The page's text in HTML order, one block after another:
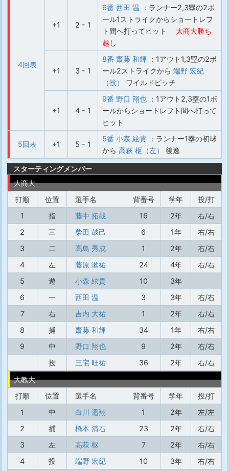
4回表
+1 2 - 1
6番 西田 温 ：ランナー2,3塁の2ボ
ール1ストライクからショートレフ
ト間へ打ってヒット
大商大勝ち
越し
+1 3 - 1
8番 齋藤 和輝 ：1アウト1,3塁の2ボ
ール2ストライクから 端野 宏紀
（投）
ワイルドピッチ
+1 4 - 1
9番 野口 翔也 ：1アウト2,3塁の1ボ
ールからショートレフト間へ打って
ヒット
5回表 +1 5 - 1
5番 小森 絃貴 ：ランナー1塁の初球
から 高萩 枢（左） 後逸
スターティングメンバー
大商大
打順
位置 選手名 背番号 学年
投/打
1
指 藤中 拓哉 16 2年
右/右
2
三 柴田 鼓己 6 1年
右/右
3
二 高島 秀成 1 2年
右/右
4
左 藤原 漱祐 24 4年
右/右
5
遊 小森 絃貴 10
3年
6
一 西田 温 3 3年
右/右
7
右 吉内 大祐 1 2年
右/右
8
捕 齋藤 和輝 34 1年
右/右
9
中 野口 翔也 9 2年
右/右
投
三宅 旺祐 36 2年
右/右
大教大
打順
位置 選手名 背番号 学年
投/打
1
中 白川 遥翔 1 2年
左/左
2
捕 橋本 清右 23 2年
右/右
3
左 高萩 枢 7 2年
右/右
4
投 端野 宏紀 10 3年
右/右